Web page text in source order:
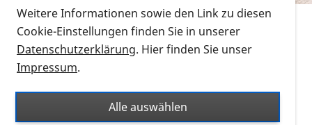
Thema Infomaterial auf der PRO RETINA-Website
für blinde und sehbehinderte Menschen an.
Auf dieser Seite finden Sie sämtliches Infomaterial
Ort. Nutzen Sie den Formatfilter, um ausschließlich
nach Flyern und Broschüren, Audios oder Videos zu
Weitere Informationen sowie den Link zu diesen
Cookie-Einstellungen finden Sie in unserer
Datenschutzerklärung. Hier finden Sie unser
Impressum.
Alle auswählen